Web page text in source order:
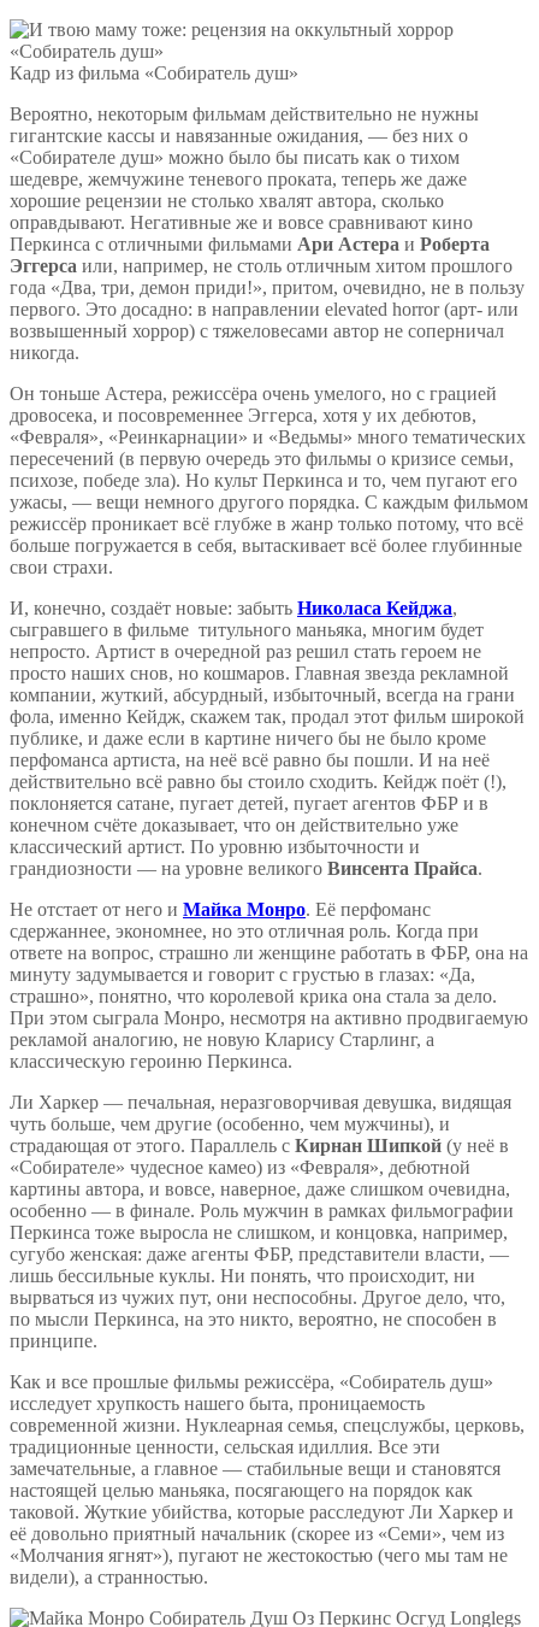
Кадр из фильма «Собиратель душ»
Вероятно, некоторым фильмам действительно не нужны
гигантские кассы и навязанные ожидания, — без них о
«Собирателе душ» можно было бы писать как о тихом
шедевре, жемчужине теневого проката, теперь же даже
хорошие рецензии не столько хвалят автора, сколько
оправдывают. Негативные же и вовсе сравнивают кино
Перкинса с отличными фильмами Ари Астера и Роберта
Эггерса или, например, не столь отличным хитом прошлого
года «Два, три, демон приди!», притом, очевидно, не в пользу
первого. Это досадно: в направлении elevated horror (арт- или
возвышенный хоррор) с тяжеловесами автор не соперничал
никогда.
Он тоньше Астера, режиссёра очень умелого, но с грацией
дровосека, и посовременнее Эггерса, хотя у их дебютов,
«Февраля», «Реинкарнации» и «Ведьмы» много тематических
пересечений (в первую очередь это фильмы о кризисе семьи,
психозе, победе зла). Но культ Перкинса и то, чем пугают его
ужасы, — вещи немного другого порядка. С каждым фильмом
режиссёр проникает всё глубже в жанр только потому, что всё
больше погружается в себя, вытаскивает всё более глубинные
свои страхи.
И, конечно, создаёт новые: забыть Николаса Кейджа,
сыгравшего в фильме титульного маньяка, многим будет
непросто. Артист в очередной раз решил стать героем не
просто наших снов, но кошмаров. Главная звезда рекламной
компании, жуткий, абсурдный, избыточный, всегда на грани
фола, именно Кейдж, скажем так, продал этот фильм широкой
публике, и даже если в картине ничего бы не было кроме
перфоманса артиста, на неё всё равно бы пошли. И на неё
действительно всё равно бы стоило сходить. Кейдж поёт (!),
поклоняется сатане, пугает детей, пугает агентов ФБР и в
конечном счёте доказывает, что он действительно уже
классический артист. По уровню избыточности и
грандиозности — на уровне великого Винсента Прайса.
Не отстает от него и Майка Монро. Её перфоманс
сдержаннее, экономнее, но это отличная роль. Когда при
ответе на вопрос, страшно ли женщине работать в ФБР, она на
минуту задумывается и говорит с грустью в глазах: «Да,
страшно», понятно, что королевой крика она стала за дело.
При этом сыграла Монро, несмотря на активно продвигаемую
рекламой аналогию, не новую Кларису Старлинг, а
классическую героиню Перкинса.
Ли Харкер — печальная, неразговорчивая девушка, видящая
чуть больше, чем другие (особенно, чем мужчины), и
страдающая от этого. Параллель с Кирнан Шипкой (у неё в
«Собирателе» чудесное камео) из «Февраля», дебютной
картины автора, и вовсе, наверное, даже слишком очевидна,
особенно — в финале. Роль мужчин в рамках фильмографии
Перкинса тоже выросла не слишком, и концовка, например,
сугубо женская: даже агенты ФБР, представители власти, —
лишь бессильные куклы. Ни понять, что происходит, ни
вырваться из чужих пут, они неспособны. Другое дело, что,
по мысли Перкинса, на это никто, вероятно, не способен в
принципе.
Как и все прошлые фильмы режиссёра, «Собиратель душ»
исследует хрупкость нашего быта, проницаемость
современной жизни. Нуклеарная семья, спецслужбы, церковь,
традиционные ценности, сельская идиллия. Все эти
замечательные, а главное — стабильные вещи и становятся
настоящей целью маньяка, посягающего на порядок как
таковой. Жуткие убийства, которые расследуют Ли Харкер и
её довольно приятный начальник (скорее из «Семи», чем из
«Молчания ягнят»), пугают не жестокостью (чего мы там не
видели), а странностью.